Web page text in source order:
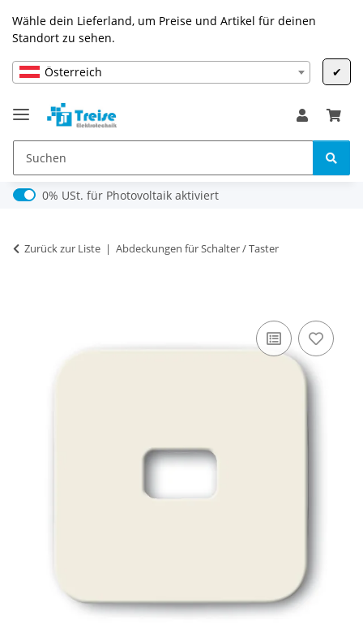
Wähle dein Lieferland, um Preise und Artikel für deinen
Standort zu sehen.
Österreich ✔
0% USt. für Photovoltaik (§ 12 Abs. 3 UStG)
0% USt. für Photovoltaik aktiviert
Zurück zur Liste Abdeckungen für Schalter / Taster